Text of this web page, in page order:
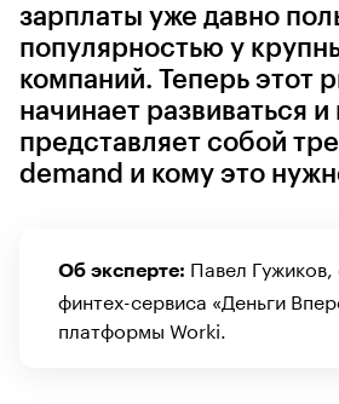
зарплаты уже давно
популярностью у
компаний. Теперь этот
начинает развиваться
представляет собой
demand и кому это
Об эксперте: Павел
финтех-сервиса «Деньги
платформы Worki.